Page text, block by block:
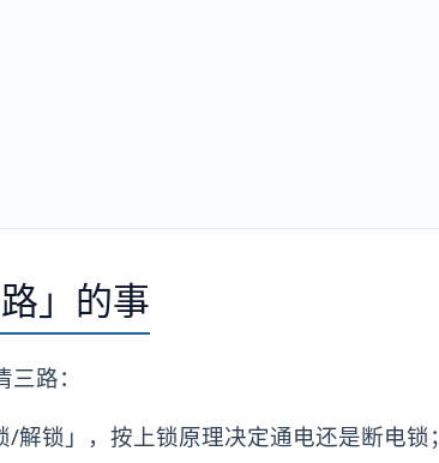
」的事
路：
锁」，按上锁原理决定通电还是断电锁；